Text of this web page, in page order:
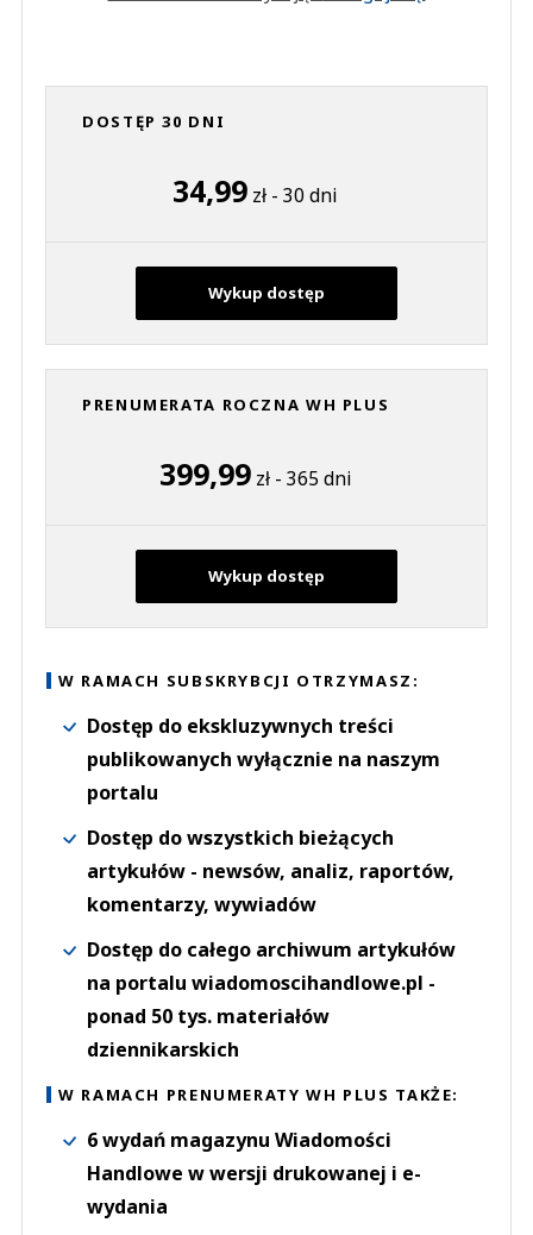
DOSTĘP 30 DNI
34,99 zł - 30 dni
Wykup dostęp
PRENUMERATA ROCZNA WH PLUS
399,99zł - 365 dni
Wykup dostęp
W RAMACH SUBSKRYBCJI OTRZYMASZ:
Dostęp do ekskluzywnych treści
publikowanych wyłącznie na naszym
portalu
Dostęp do wszystkich bieżących
artykułów - newsów, analiz, raportów,
komentarzy, wywiadów
Dostęp do całego archiwum artykułów
na portalu wiadomoscihandlowe.pl -
ponad 50 tys. materiałów
dziennikarskich
W RAMACH PRENUMERATY WH PLUS TAKŻE:
6 wydań magazynu Wiadomości
Handlowe w wersji drukowanej i e-
wydania